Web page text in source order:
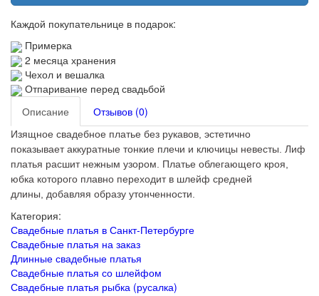
Каждой покупательнице в подарок:
Примерка
2 месяца хранения
Чехол и вешалка
Отпаривание перед свадьбой
Описание
Отзывов (0)
Изящное свадебное платье без рукавов, эстетично
показываетаккуратные тонкие плечи и ключицы невесты. Лиф
платья расшит нежным узором. Платье облегающего кроя,
юбка которого плавно переходит в шлейф средней
длины, добавляя образу утонченности.
Категория:
Свадебные платья в Санкт-Петербурге
Свадебные платья на заказ
Длинные свадебные платья
Свадебные платья со шлейфом
Свадебные платья рыбка (русалка)